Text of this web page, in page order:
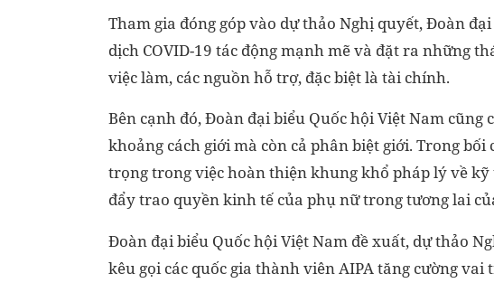
Tham gia đóng góp vào dự thảo Nghị quyết, Đoàn
dịch COVID-19 tác động mạnh mẽ và đặt ra những
việc làm, các nguồn hỗ trợ, đặc biệt là tài chính.
Bên cạnh đó, Đoàn đại biểu Quốc hội Việt Nam
khoảng cách giới mà còn cả phân biệt giới. Trong
trọng trong việc hoàn thiện khung khổ pháp lý về
đẩy trao quyền kinh tế của phụ nữ trong tương lai
Đoàn đại biểu Quốc hội Việt Nam đề xuất, dự thảo
kêu gọi các quốc gia thành viên AIPA tăng cường